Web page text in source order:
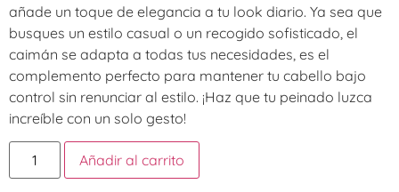
añade un toque de elegancia a tu look diario. Ya sea que
busques un estilo casual o un recogido sofisticado, el
caimán se adapta a todas tus necesidades, es el
complemento perfecto para mantener tu cabello bajo
control sin renunciar al estilo. ¡Haz que tu peinado luzca
increíble con un solo gesto!
Añadir al carrito